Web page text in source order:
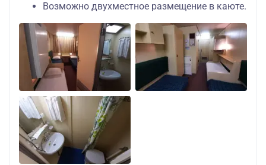
Возможно двухместное размещение в каюте.